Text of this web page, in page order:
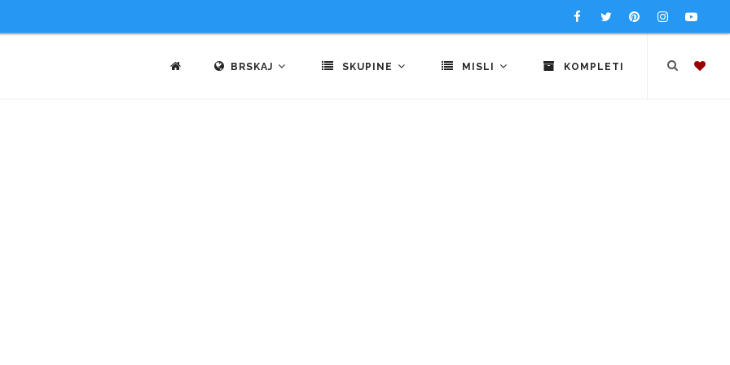
BRSKAJ SKUPINE MISLI KOMPLETI